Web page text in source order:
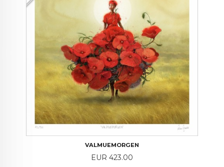
VALMUEMORGEN
Price
EUR 423.00